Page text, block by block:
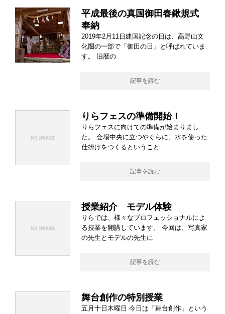
平成最後の真国御田春鍬規式
奉納
2019年2月11日建国記念の日は、高野山文
化圏の一部で「御田の日」と呼ばれていま
す。 旧暦の
記事を読む
りらフェスの準備開始！
りらフェスに向けての準備が始まりまし
た。 会場中央に立つやぐらに、水を使った
仕掛けをつくるということ
記事を読む
授業紹介 モデル体験
りらでは、様々なプロフェッショナルによ
る授業を開講しています。 今回は、写真家
の先生とモデルの先生に
記事を読む
舞台創作の特別授業
五月十日木曜日 今日は「舞台創作」という